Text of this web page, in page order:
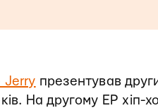
Jerry презентував
На другому EP